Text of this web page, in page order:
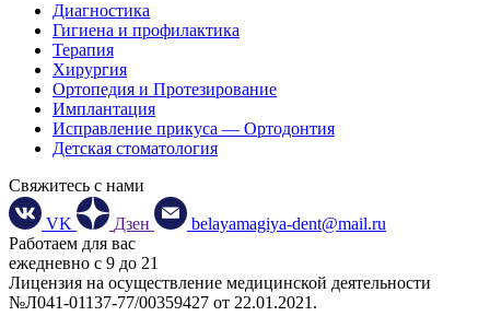
Диагностика
Гигиена и профилактика
Терапия
Хирургия
Ортопедия и Протезирование
Имплантация
Исправление прикуса — Ортодонтия
Детская стоматология
Свяжитесь с нами
VK Дзен
belayamagiya-dent@mail.ru
Работаем для вас
ежедневно с 9 до 21
Лицензия на осуществление медицинской деятельности
№Л041-01137-77/00359427 от 22.01.2021.